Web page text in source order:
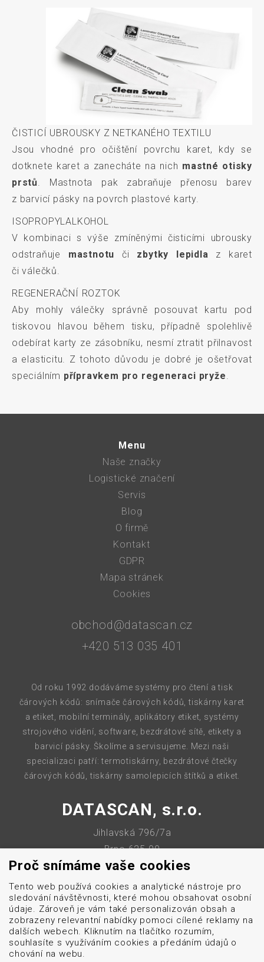
ČISTICÍ UBROUSKY Z NETKANÉHO TEXTILU
Jsou vhodné pro očištění povrchu karet, kdy se
dotknete karet a zanecháte na nich mastné otisky
prstů. Mastnota pak zabraňuje přenosu barev
z barvicí pásky na povrch plastové karty.
ISOPROPYLALKOHOL
V kombinaci s výše zmíněnými čisticími ubrousky
odstraňuje mastnotu či zbytky lepidla z karet
či válečků.
REGENERAČNÍ ROZTOK
Aby mohly válečky správně posouvat kartu pod
tiskovou hlavou během tisku, případně spolehlivě
odebírat karty ze zásobníku, nesmí ztratit přilnavost
a elasticitu. Z tohoto důvodu je dobré je ošetřovat
speciálním přípravkem pro regeneraci pryže.
Menu
Naše značky
Logistické značení
Servis
Blog
O firmě
Kontakt
GDPR
Mapa stránek
Cookies
obchod@datascan.cz
+420 513 035 401
Od roku 1992 dodáváme systémy pro čtení a tisk
čárových kódů: snímače čárových kódů, tiskárny karet
a etiket, mobilní terminály, aplikátory etiket, systémy
strojového vidění, software, bezdrátové sítě, etikety a
barvicí pásky. Školíme a servisujeme. Mezi naši
specializaci patří: termotiskárny, bezdrátové čtečky
čárových kódů, tiskárny samolepicích štítků a etiket.
DATASCAN, s.r.o.
Jihlavská 796/7a
Brno 625 00
Česká republika
IČO: 47906839
DIČ: CZ47906839
Proč snímáme vaše cookies
Tento web používá cookies a analytické nástroje pro
sledování návštěvnosti, které mohou obsahovat osobní
údaje. Zároveň je vám také personalizován obsah a
zobrazeny relevantní nabídky pomoci cílené reklamy na
dalších webech. Kliknutím na tlačítko rozumím,
souhlasíte s využíváním cookies a předáním údajů o
chování na webu.